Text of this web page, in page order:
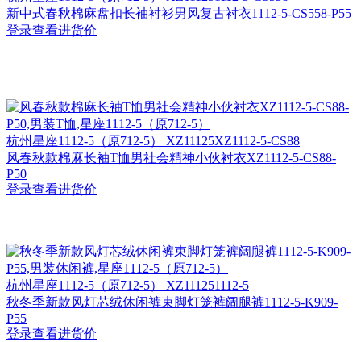
新中式春秋棉麻盘扣长袖衬衫男风复古衬衣1112-5-CS558-P55
登录查看进货价
杭州星座1112-5（原712-5） XZ11125XZ1112-5-CS88
风春秋款棉麻长袖T恤男社会精神小伙衬衣XZ1112-5-CS88-
P50
登录查看进货价
杭州星座1112-5（原712-5） XZ111251112-5
秋冬季新款风灯芯绒休闲裤束脚灯笼裤阔腿裤1112-5-K909-
P55
登录查看进货价